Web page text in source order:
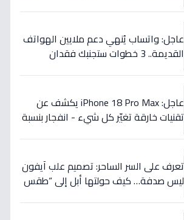
عاجل: واتساب يُنهي دعم ملايين الهواتف
القديمة.. 3 خطوات ستجنبك فقدان
عاجل: iPhone 18 Pro Max يكشف عن
تقنيات خارقة تغيّر كل شيء - انفجار بنسبة
تعرف على السر الساحر: تصميم علب آيفون
ليس صدفة… كيف حولتها أبل إلى “طقس